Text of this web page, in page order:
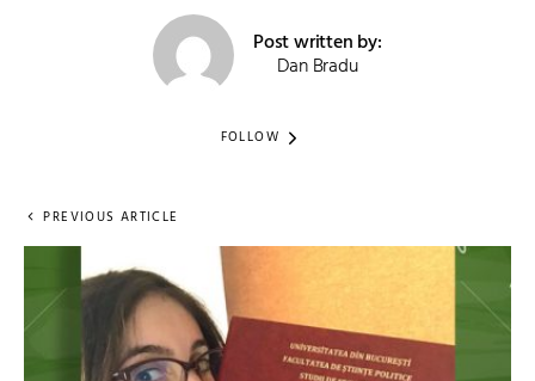
Post written by:
Dan Bradu
FOLLOW
PREVIOUS ARTICLE